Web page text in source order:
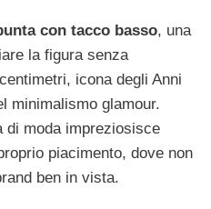
con tacco basso, una
la figura senza
icona degli Anni
minimalismo glamour.
di moda impreziosisce
piacimento, dove non
ben in vista.